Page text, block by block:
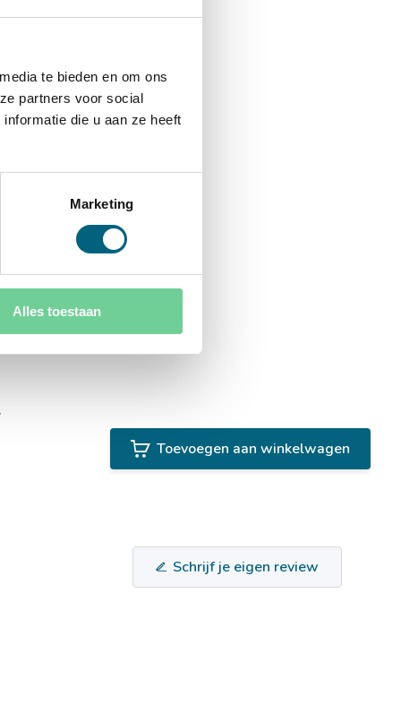
te bieden en om ons
partners voor social
die u aan ze heeft
Marketing
Alles toestaan
Toevoegen aan winkelwagen
Schrijf je eigen review